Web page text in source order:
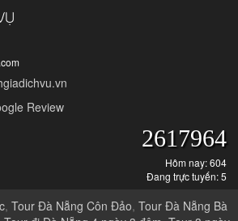
Review
2617964
Hôm nay: 604
Đang trực tuyến: 5
,Tour Đà Nẵng Côn Đảo,Tour Đà Nẵng Bà